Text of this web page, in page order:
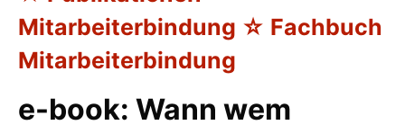
Mitarbeiterbindung ☆ Fachbuch
Mitarbeiterbindung
e-book: Wann wem